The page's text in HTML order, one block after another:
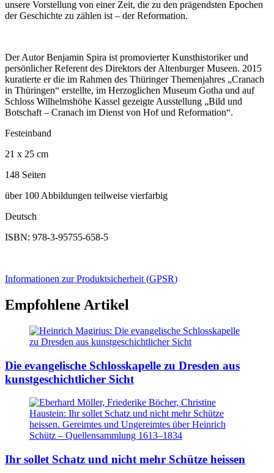
unsere Vorstellung von einer Zeit, die zu den prägendsten Epochen
der Geschichte zu zählen ist – der Reformation.
Der Autor Benjamin Spira ist promovierter Kunsthistoriker und
persönlicher Referent des Direktors der Altenburger Museen. 2015
kuratierte er die im Rahmen des Thüringer Themenjahres „Cranach
in Thüringen“ erstellte, im Herzoglichen Museum Gotha und auf
Schloss Wilhelmshöhe Kassel gezeigte Ausstellung „Bild und
Botschaft – Cranach im Dienst von Hof und Reformation“.
Festeinband
21 x 25 cm
148 Seiten
über 100 Abbildungen teilweise vierfarbig
Deutsch
ISBN: 978-3-95755-658-5
Informationen zur Produktsicherheit (GPSR)
Empfohlene Artikel
Die evangelische Schlosskapelle zu Dresden aus
kunstgeschichtlicher Sicht
Ihr sollet Schatz und nicht mehr Schütze heissen